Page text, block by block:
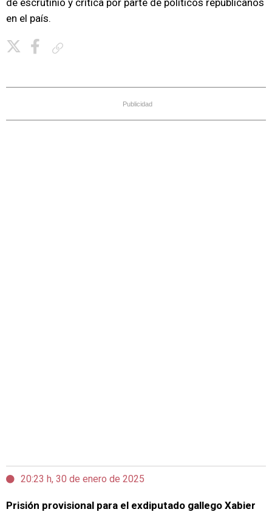
de escrutinio y crítica por parte de políticos republicanos
en el país.
Publicidad
20:23 h, 30 de enero de 2025
Prisión provisional para el exdiputado gallego Xabier